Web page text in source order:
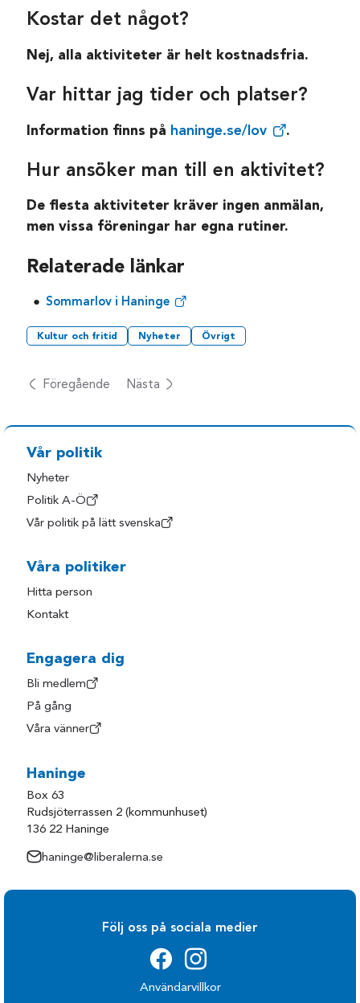
Kostar det något?
Nej, alla aktiviteter är helt kostnadsfria.
Var hittar jag tider och platser?
Information finns på haninge.se/lov .
Hur ansöker man till en aktivitet?
De flesta aktiviteter kräver ingen anmälan,
men vissa föreningar har egna rutiner.
Relaterade länkar
Sommarlov i Haninge
Kultur och fritid Nyheter Övrigt
Föregående Nästa
Vår politik
Nyheter
Politik A-Ö
Vår politik på lätt svenska
Våra politiker
Hitta person
Kontakt
Engagera dig
Bli medlem
På gång
Våra vänner
Haninge
Box 63
Rudsjöterrassen 2 (kommunhuset)
136 22 Haninge
haninge@liberalerna.se
Följ oss på sociala medier
Användarvillkor